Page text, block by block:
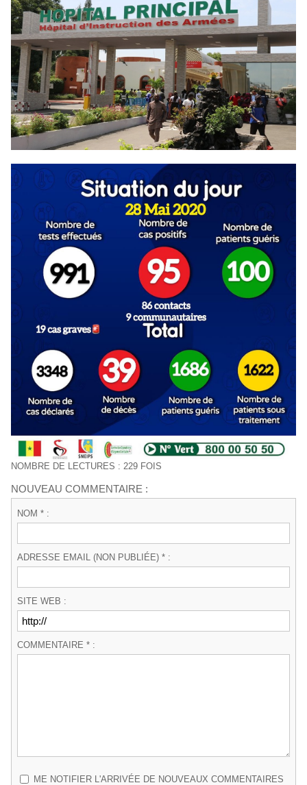
NOMBRE DE LECTURES : 229 FOIS
NOUVEAU COMMENTAIRE :
NOM * :
ADRESSE EMAIL (NON PUBLIÉE) * :
SITE WEB :
COMMENTAIRE * :
ME NOTIFIER L'ARRIVÉE DE NOUVEAUX COMMENTAIRES